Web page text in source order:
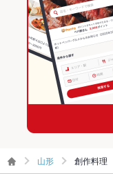
山形 創作料理